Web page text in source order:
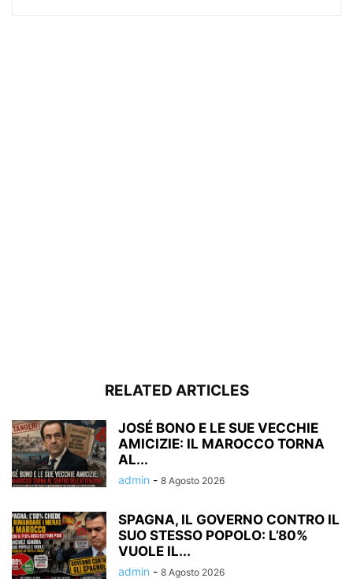
RELATED ARTICLES
JOSÉ BONO E LE SUE VECCHIE
AMICIZIE: IL MAROCCO TORNA
AL...
admin - 8 Agosto 2026
SPAGNA, IL GOVERNO CONTRO IL
SUO STESSO POPOLO: L’80%
VUOLE IL...
admin - 8 Agosto 2026